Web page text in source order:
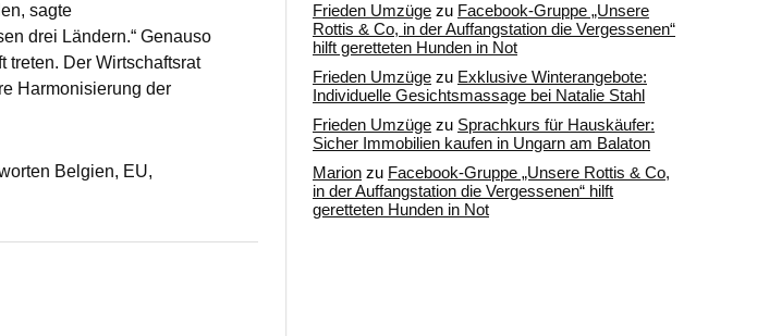
sagte
drei Ländern.“ Genauso
treten. Der Wirtschaftsrat
Harmonisierung der
Belgien, EU,
Frieden Umzüge zu Facebook-Gruppe „Unsere
Rottis & Co, in der Auffangstation die Vergessenen“
hilft geretteten Hunden in Not
Frieden Umzüge zu Exklusive Winterangebote:
Individuelle Gesichtsmassage bei Natalie Stahl
Frieden Umzüge zu Sprachkurs für Hauskäufer:
Sicher Immobilien kaufen in Ungarn am Balaton
Marion zu Facebook-Gruppe „Unsere Rottis & Co,
in der Auffangstation die Vergessenen“ hilft
geretteten Hunden in Not